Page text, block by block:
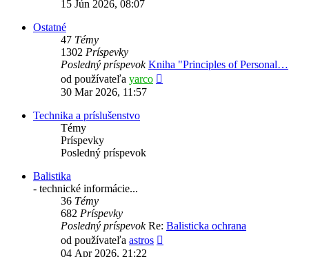
15 Jún 2026, 08:07
Ostatné
47 Témy
1302 Príspevky
Posledný príspevok Kniha "Principles of Personal…
od používateľa yarco
30 Mar 2026, 11:57
Technika a príslušenstvo
Témy
Príspevky
Posledný príspevok
Balistika
- technické informácie...
36 Témy
682 Príspevky
Posledný príspevokRe: Balisticka ochrana
od používateľa astros
04 Apr 2026, 21:22